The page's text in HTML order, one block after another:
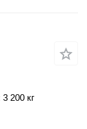
3 200 кг